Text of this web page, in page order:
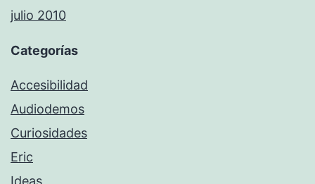
julio 2010
Categorías
Accesibilidad
Audiodemos
Curiosidades
Eric